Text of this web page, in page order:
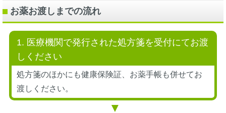
お薬お渡しまでの流れ
1. 医療機関で発行された処方箋を受付にてお渡
しください
処方箋のほかにも健康保険証、お薬手帳も併せてお
渡しください。